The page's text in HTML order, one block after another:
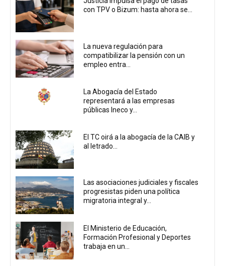
con TPV o Bizum: hasta ahora se...
La nueva regulación para
compatibilizar la pensión con un
empleo entra...
La Abogacía del Estado
representará a las empresas
públicas Ineco y...
El TC oirá a la abogacía de la CAIB y
al letrado...
Las asociaciones judiciales y fiscales
progresistas piden una política
migratoria integral y...
El Ministerio de Educación,
Formación Profesional y Deportes
trabaja en un...